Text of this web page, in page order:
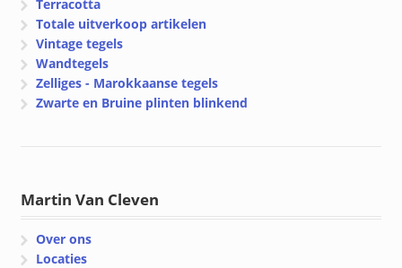
Terracotta
Totale uitverkoop artikelen
Vintage tegels
Wandtegels
Zelliges - Marokkaanse tegels
Zwarte en Bruine plinten blinkend
Martin Van Cleven
Over ons
Locaties